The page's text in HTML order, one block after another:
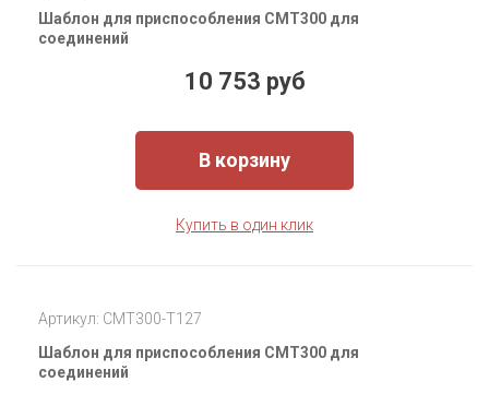
Шаблон для приспособления CMT300 для
соединений
10 753 руб
В корзину
Купить в один клик
Артикул: CMT300-T127
Шаблон для приспособления CMT300 для
соединений